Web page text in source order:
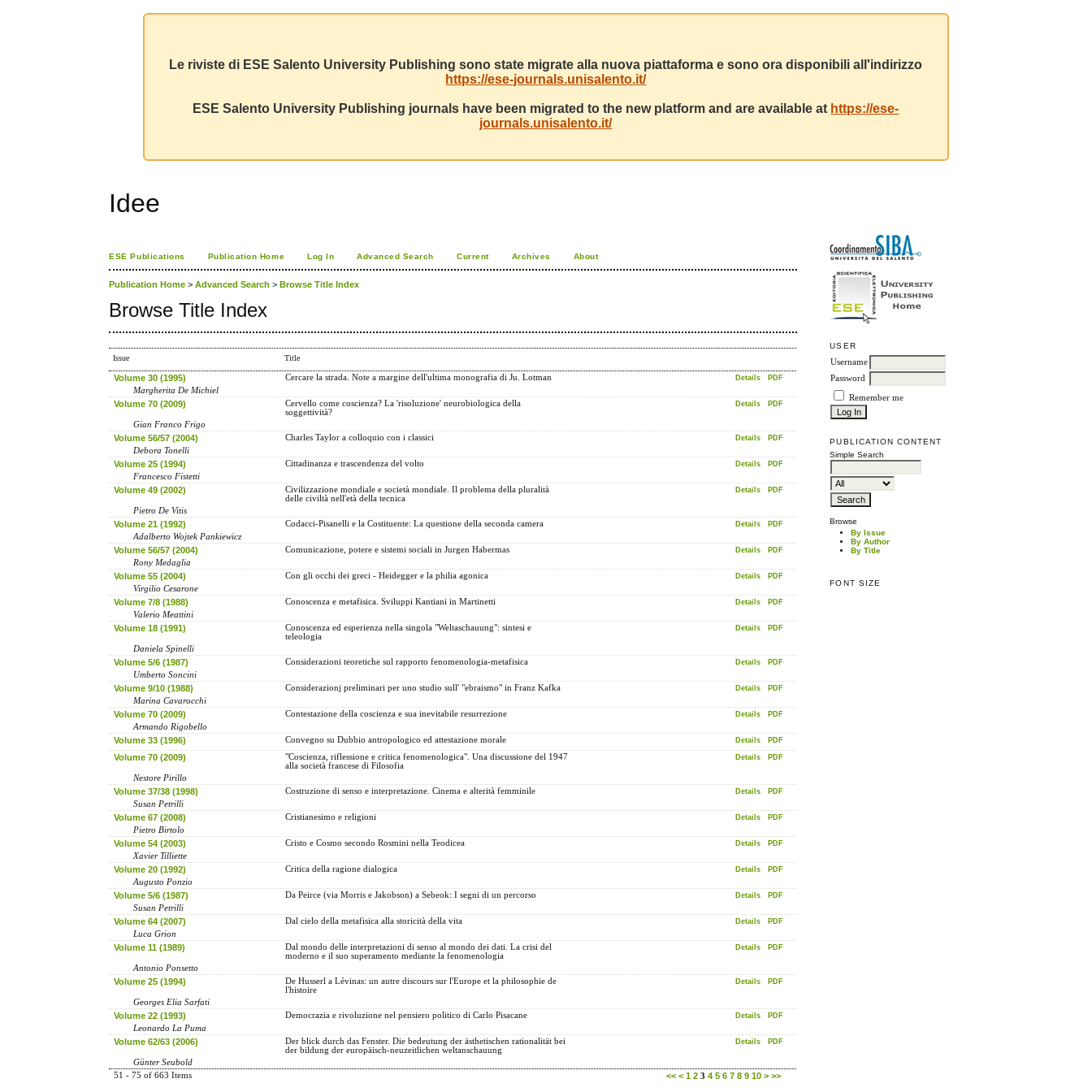
Le riviste di ESE Salento University Publishing sono state migrate alla nuova piattaforma e sono ora disponibili all'indirizzo
https://ese-journals.unisalento.it/
ESE Salento University Publishing journals have been migrated to the new platform and are available at https://ese-
journals.unisalento.it/
Idee
USER
Username
Password
Remember me
PUBLICATION CONTENT
Simple Search
Browse
By Issue
By Author
By Title
FONT SIZE
ESE Publications Publication Home Log In Advanced Search Current Archives About
Publication Home >Advanced Search >Browse Title Index
Browse Title Index
Issue Title
Volume 30 (1995) Cercare la strada. Note a margine dell'ultima monografia di Ju. Lotman Details PDF
Margherita De Michiel
Volume 70 (2009)
Cervello come coscienza? La 'risoluzione' neurobiologica della
soggettività?
Details PDF
Gian Franco Frigo
Volume 56/57 (2004) Charles Taylor a colloquio con i classici Details PDF
Debora Tonelli
Volume 25 (1994) Cittadinanza e trascendenza del volto Details PDF
Francesco Fistetti
Volume 49 (2002)
Civilizzazione mondiale e società mondiale. Il problema della pluralità
delle civiltà nell'età della tecnica
Details PDF
Pietro De Vitis
Volume 21 (1992) Codacci-Pisanelli e la Costituente: La questione della seconda camera Details PDF
Adalberto Wojtek Pankiewicz
Volume 56/57 (2004) Comunicazione, potere e sistemi sociali in Jurgen Habermas Details PDF
Rony Medaglia
Volume 55 (2004) Con gli occhi dei greci - Heidegger e la philia agonica Details PDF
Virgilio Cesarone
Volume 7/8 (1988) Conoscenza e metafisica. Sviluppi Kantiani in Martinetti Details PDF
Valerio Meattini
Volume 18 (1991)
Conoscenza ed esperienza nella singola "Weltaschauung": sintesi e
teleologia
Details PDF
Daniela Spinelli
Volume 5/6 (1987) Considerazioni teoretiche sul rapporto fenomenologia-metafisica Details PDF
Umberto Soncini
Volume 9/10 (1988) Considerazionj preliminari per uno studio sull' "ebraismo" in Franz Kafka Details PDF
Marina Cavarocchi
Volume 70 (2009) Contestazione della coscienza e sua inevitabile resurrezione Details PDF
Armando Rigobello
Volume 33 (1996) Convegno su Dubbio antropologico ed attestazione morale Details PDF
Volume 70 (2009)
"Coscienza, riflessione e critica fenomenologica". Una discussione del 1947
alla società francese di Filosofia
Details PDF
Nestore Pirillo
Volume 37/38 (1998) Costruzione di senso e interpretazione. Cinema e alterità femminile Details PDF
Susan Petrilli
Volume 67 (2008) Cristianesimo e religioni Details PDF
Pietro Birtolo
Volume 54 (2003) Cristo e Cosmo secondo Rosmini nella Teodicea Details PDF
Xavier Tilliette
Volume 20 (1992) Critica della ragione dialogica Details PDF
Augusto Ponzio
Volume 5/6 (1987) Da Peirce (via Morris e Jakobson) a Sebeok: I segni di un percorso Details PDF
Susan Petrilli
Volume 64 (2007) Dal cielo della metafisica alla storicità della vita Details PDF
Luca Grion
Volume 11 (1989)
Dal mondo delle interpretazioni di senso al mondo dei dati. La crisi del
moderno e il suo superamento mediante la fenomenologia
Details PDF
Antonio Ponsetto
Volume 25 (1994)
De Husserl a Lévinas: un autre discours sur l'Europe et la philosophie de
l'histoire
Details PDF
Georges Elia Sarfati
Volume 22 (1993) Democrazia e rivoluzione nel pensiero politico di Carlo Pisacane Details PDF
Leonardo La Puma
Volume 62/63 (2006)
Der blick durch das Fenster. Die bedeutung der ästhetischen rationalität bei
der bildung der europäisch-neuzeitlichen weltanschauung
Details PDF
Günter Seubold
51 - 75 of 663 Items
<< < 1 2 3 4 5 6 7 8 9 10 > >>